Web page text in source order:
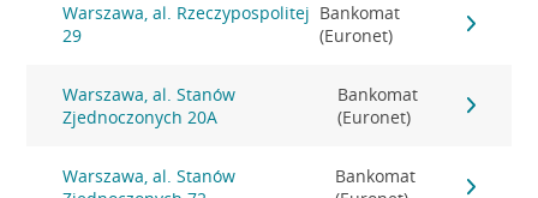
Warszawa, al. Rzeczypospolitej
29
Bankomat
(Euronet)
Warszawa, al. Stanów
Zjednoczonych 20A
Bankomat
(Euronet)
Warszawa, al. Stanów
Bankomat